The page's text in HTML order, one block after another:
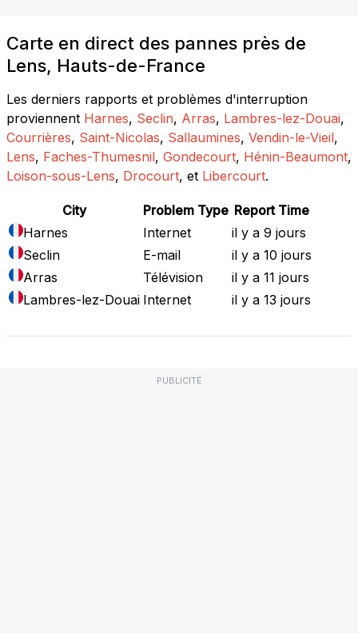
Carte en direct des pannes près de
Lens, Hauts-de-France
Les derniers rapports et problèmes d'interruption
proviennent Harnes, Seclin, Arras, Lambres-lez-Douai,
Courrières, Saint-Nicolas, Sallaumines, Vendin-le-Vieil,
Lens, Faches-Thumesnil, Gondecourt, Hénin-Beaumont,
Loison-sous-Lens, Drocourt, et Libercourt.
City Problem Type Report Time
Harnes
Internet
il y a 9 jours
Seclin
E-mail
il y a 10 jours
Arras
Télévision
il y a 11 jours
Lambres-lez-Douai Internet il y a 13 jours
PUBLICITÉ